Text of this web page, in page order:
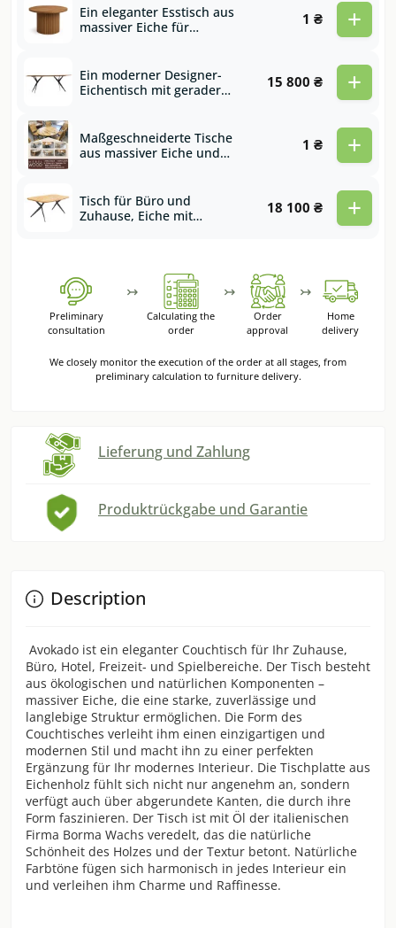
Ein eleganter Esstisch aus
massiver Eiche für
1 ₴ +
Ein moderner Designer-
Eichentisch mit gerader
15 800 ₴ +
Maßgeschneiderte Tische
aus massiver Eiche und
1 ₴ +
Tisch für Büro und
Zuhause, Eiche mit
18 100 ₴ +
Preliminary
consultation
↣
Calculating the
order
↣
Order
approval
↣
Home
delivery
We closely monitor the execution of the order at all stages, from
preliminary calculation to furniture delivery.
Lieferung und Zahlung
Produktrückgabe und Garantie
Description
Avokado ist ein eleganter Couchtisch für Ihr Zuhause,
Büro, Hotel, Freizeit- und Spielbereiche. Der Tisch besteht
aus ökologischen und natürlichen Komponenten –
massiver Eiche, die eine starke, zuverlässige und
langlebige Struktur ermöglichen. Die Form des
Couchtisches verleiht ihm einen einzigartigen und
modernen Stil und macht ihn zu einer perfekten
Ergänzung für Ihr modernes Interieur. Die Tischplatte aus
Eichenholz fühlt sich nicht nur angenehm an, sondern
verfügt auch über abgerundete Kanten, die durch ihre
Form faszinieren. Der Tisch ist mit Öl der italienischen
Firma Borma Wachs veredelt, das die natürliche
Schönheit des Holzes und der Textur betont. Natürliche
Farbtöne fügen sich harmonisch in jedes Interieur ein
und verleihen ihm Charme und Raffinesse.